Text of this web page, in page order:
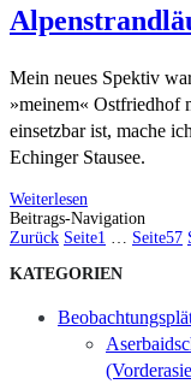
Mein neues Spektiv
»meinem« Ostfriedhof
einsetzbar ist, mache
Echinger Stausee.
Weiterlesen
Beitrags-Navigation
Zurück Seite1 Seite57
KATEGORIEN